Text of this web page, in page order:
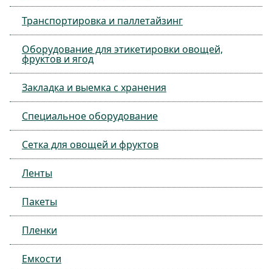
Транспортировка и паллетайзинг
Оборудование для этикетировки овощей,
фруктов и ягод
Закладка и выемка с хранения
Специальное оборудование
Сетка для овощей и фруктов
Ленты
Пакеты
Пленки
Емкости